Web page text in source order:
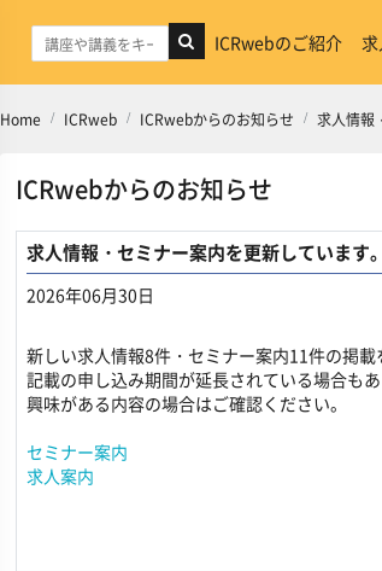
ICRwebのご紹介
Home ICRweb ICRwebからのお知らせ 求人情報
ICRwebからのお知らせ
求人情報・セミナー案内を更新しています。
2026年06月30日
新しい求人情報8件・セミナー案内11件の掲載
記載の申し込み期間が延長されている場合も
興味がある内容の場合はご確認ください。
セミナー案内
求人案内